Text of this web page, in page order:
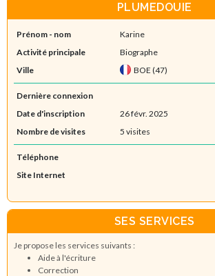
PLUMEDOUIE
Prénom - nom
Karine
Activité principale
Biographe
Ville
BOE (47)
Dernière connexion
Date d'inscription
26 févr. 2025
Nombre de visites
5 visites
Téléphone
Site Internet
SES SERVICES
Je propose les services suivants :
Aide à l'écriture
Correction